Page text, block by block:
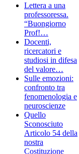
Lettera a una
professoressa.
“Buongiorno
Prof!…
Docenti,
ricercatori e
studiosi in difesa
del valore…
Sulle emozioni:
confronto tra
fenomenologia e
neuroscienze
Quello
Sconosciuto
Articolo 54 della
nostra
Costituzione